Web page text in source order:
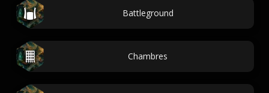
Battleground
Chambres